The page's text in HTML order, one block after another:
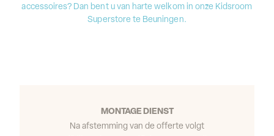
accessoires? Dan bent u van harte welkom in onze Kidsroom
Superstore te Beuningen.
MONTAGE DIENST
Na afstemming van de offerte volgt